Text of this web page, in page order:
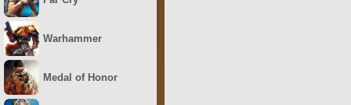
Warhammer
Medal of Honor